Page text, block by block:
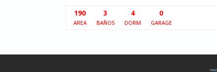
190
AREA
3
BAÑOS
4
DORM
0
GARAGE